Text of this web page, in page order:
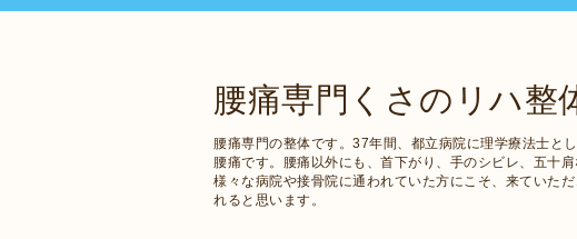
腰痛専門くさのリハ整
腰痛専門の整体です。37年間、都立病院に理学療法士と
腰痛です。腰痛以外にも、首下がり、手のシビレ、五十
様々な病院や接骨院に通われていた方にこそ、来ていた
れると思います。